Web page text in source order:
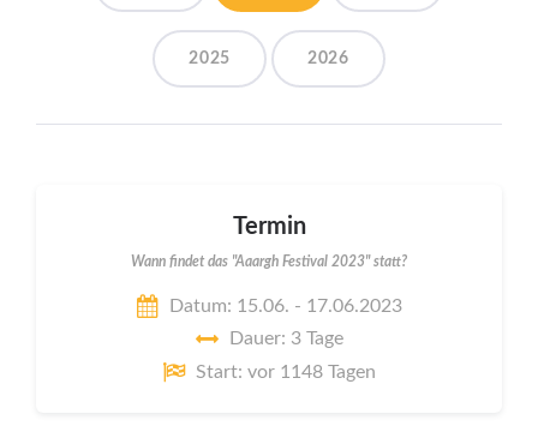
2025 2026
Termin
Wann findet das "Aaargh Festival 2023" statt?
Datum: 15.06. - 17.06.2023
Dauer: 3 Tage
Start: vor 1148 Tagen